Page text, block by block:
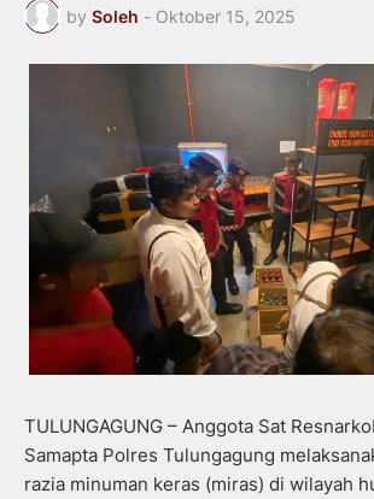
by Soleh - Oktober 15, 2025
TULUNGAGUNG – Anggota Sat
Samapta Polres Tulungagung
razia minuman keras (miras) di wilayah